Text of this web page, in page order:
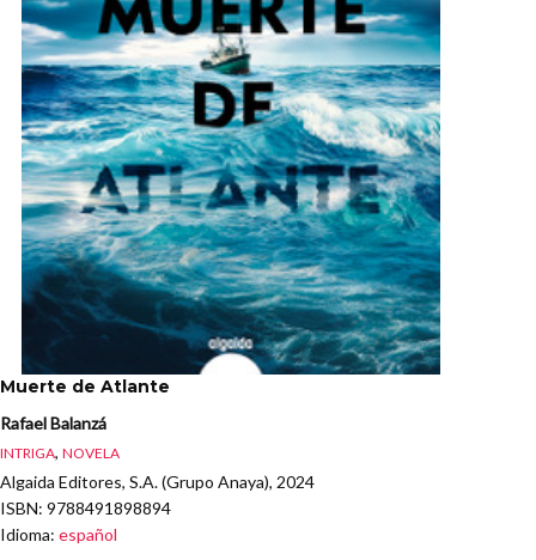
Muerte de Atlante
Rafael Balanzá
INTRIGA, NOVELA
Algaida Editores, S.A. (Grupo Anaya), 2024
ISBN: 9788491898894
Idioma: español